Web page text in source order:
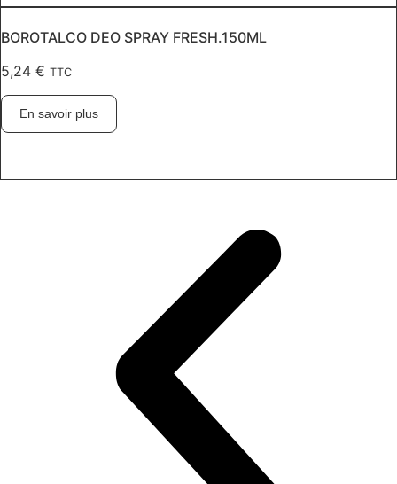
BOROTALCO DEO SPRAY FRESH.150ML
5,24 € TTC
En savoir plus